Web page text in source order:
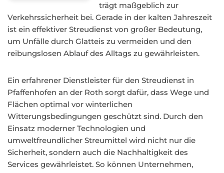
trägt maßgeblich zur
Verkehrssicherheit bei. Gerade in der kalten Jahreszeit
ist ein effektiver Streudienst von großer Bedeutung,
um Unfälle durch Glatteis zu vermeiden und den
reibungslosen Ablauf des Alltags zu gewährleisten.
Ein erfahrener Dienstleister für den Streudienst in
Pfaffenhofen an der Roth sorgt dafür, dass Wege und
Flächen optimal vor winterlichen
Witterungsbedingungen geschützt sind. Durch den
Einsatz moderner Technologien und
umweltfreundlicher Streumittel wird nicht nur die
Sicherheit, sondern auch die Nachhaltigkeit des
Services gewährleistet. So können Unternehmen,